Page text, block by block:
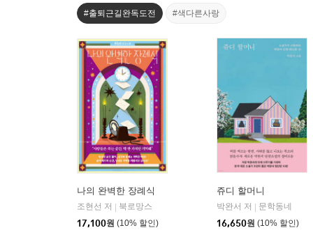
#출퇴근길완독도전 #색다른사랑
나의 완벽한 장례식
조현선 저
북로망스
17,100원 (10% 할인)
쥬디 할머니
박완서 저
문학동네
16,650원 (10% 할인)